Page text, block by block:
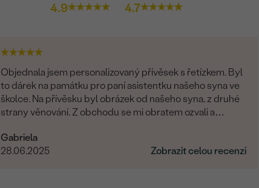
4.9 4.7
Objednala jsem personalizovaný přívěsek s řetízkem. Byl
to dárek na památku pro paní asistentku našeho syna ve
školce. Na přívěsku byl obrázek od našeho syna, z druhé
strany věnování. Z obchodu se mi obratem ozvali a
nádherný, udělal velikou radost, je originální a opravdová
památka. Jednání s paní po e-mailu bylo rychlé a
Gabriela
28.06.2025
Zobrazit celou recenzi